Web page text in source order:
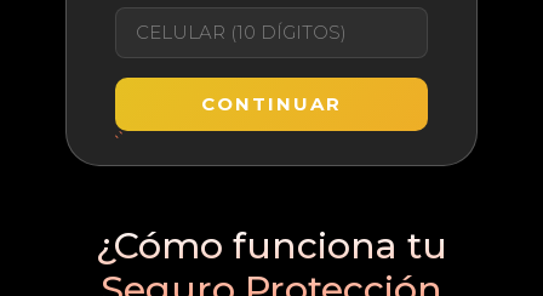
COTIZAR AHORA
CONTINUAR
¿Cómo funciona tu